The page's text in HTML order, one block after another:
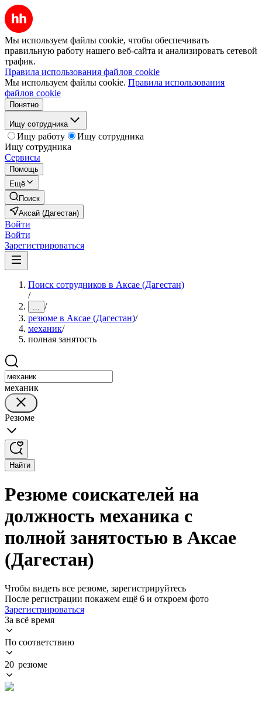
Мы используем файлы cookie, чтобы обеспечивать
правильную работу нашего веб-сайта и анализировать сетевой
трафик.
Правила использования файлов cookie
Мы используем файлы cookie. Правила использования
файлов cookie
Понятно
Ищу сотрудника
Ищу работу
Ищу сотрудника
Ищу сотрудника
Сервисы
Помощь
Ещё
Поиск
Аксай (Дагестан)
Войти
Войти
Зарегистрироваться
Поиск сотрудников в Аксае (Дагестан)
/
... /
резюме в Аксае (Дагестан)/
механик/
полная занятость
механик
Резюме
Найти
Резюме соискателей на
должность механика с
полной занятостью в Аксае
(Дагестан)
Чтобы видеть все резюме, зарегистрируйтесь
После регистрации покажем ещё 6 и откроем фото
Зарегистрироваться
За всё время
По соответствию
20 резюме